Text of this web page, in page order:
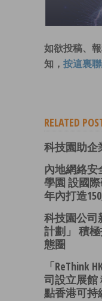
如欲投稿、
知， 按這裏
RELATED
科技園助企
內地網絡安
學園 設國際
年內打造
科技園公司
計劃」 積
態圈
「ReThink
司設立展館
點香港可持